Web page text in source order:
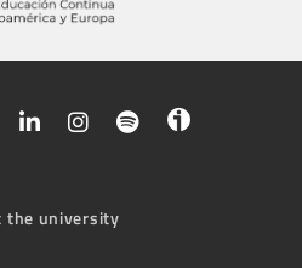
the university